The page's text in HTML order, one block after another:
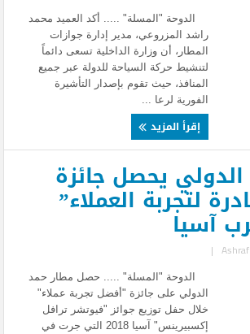
الدوحة "المسلة" ..... أكد العميد محمد
راشد المزروعي، مدير إدارة جوازات
المطار، أن وزارة الداخلية تسعى دائماً
لتنشيط حركة السياحة للدولة عبر جميع
المنافذ، حيث تقوم بإصدار التأشيرة
الفورية لرعا ...
إقرأ المزيد
يحصل جائزة
لتجربة العملاء”
آسيا
|
الدوحة "المسلة" ..... حصل مطار حمد
الدولي على جائزة "أفضل تجربة عملاء"
خلال حفل توزيع جوائز "فيوتشر ترافل
إكسبيرينس" آسيا 2018 التي جرت في